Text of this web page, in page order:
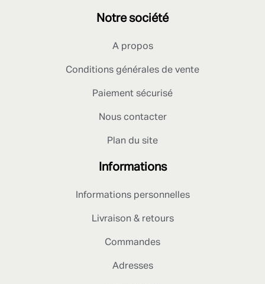
Notre société
A propos
Conditions générales de vente
Paiement sécurisé
Nous contacter
Plan du site
Informations
Informations personnelles
Livraison & retours
Commandes
Adresses